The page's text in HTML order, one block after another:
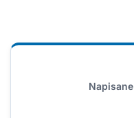
Napisane